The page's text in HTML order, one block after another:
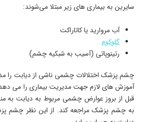
سایرین به بیماری های زیر مبتلا می‌شوند:
آب مروارید یا کاتاراکت
گلوکوم
رتینوپاتی (آسیب به شبکیه چشم)
چشم پزشک اختلالات چشمی ناشی از دیابت را
آموزش های لازم جهت مدیریت بیماری را می
قبل از بروز عوارض چشمی مربوط به دیابت به
به چشم پزشک مراجعه کند. از این نظر چشم